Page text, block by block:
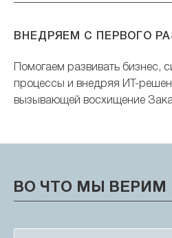
ВНЕДРЯЕМ С ПЕРВОГО
Помогаем развивать бизнес,
процессы и внедряя ИТ-
вызывающей восхищение
ВО ЧТО МЫ ВЕРИМ